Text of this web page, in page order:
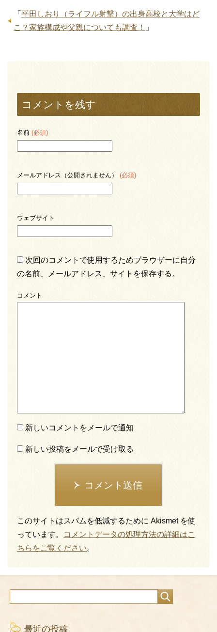
「 平田しおり（ライフル射撃）の出身高校と大学はど
こ？家族構成や父親についても調査！
」
コメントを残す
名前 (必須)
メールアドレス（公開されません） (必須)
ウェブサイト
次回のコメントで使用するためブラウザーに自分
の名前、メールアドレス、サイトを保存する。
コメント
新しいコメントをメールで通知
新しい投稿をメールで受け取る
コメント送信
このサイトはスパムを低減するために Akismet を使
っています。
コメントデータの処理方法の詳細はこ
ちらをご覧ください。
最近の投稿